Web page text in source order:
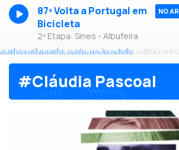
87ª Volta a Portugal em
Bicicleta
2ª Etapa: Sines - Albufeira
NO AR
#Cláudia Pascoal